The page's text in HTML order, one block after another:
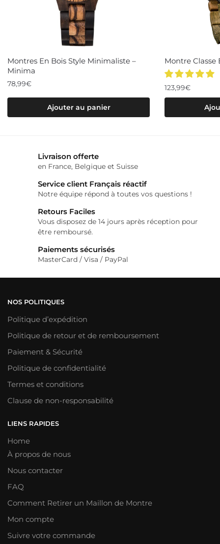
Montres En Bois Style Minimaliste –
Minima
78,99€
Ajouter au panier
Montre Classe
123,99€
Livraison offerte
en France, Belgique et Suisse
Service client Français réactif
Notre équipe répond à toutes vos questions !
Retours Faciles
Vous disposez de 14 jours après réception pour
être remboursé.
Paiements sécurisés
MasterCard / Visa / PayPal
NOS POLITIQUES
Politique d’expédition
Politique de retour et de remboursement
Paiement & Sécurité
Politique de confidentialité
Termes et conditions
Clause de non-responsabilité
LIENS RAPIDES
Home
À propos de nous
Nous contacter
FAQ
Comment Retirer un Maillon de Montre
Mon compte
Suivre votre commande